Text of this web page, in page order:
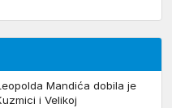
Mandića dobila je
i Velikoj